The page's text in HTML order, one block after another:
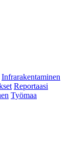
Infrarakentaminen
Reportaasi
Työmaa